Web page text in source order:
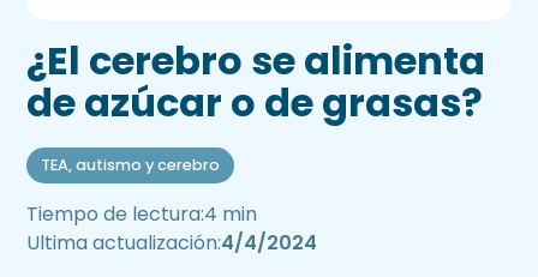
¿El cerebro se alimenta
de azúcar o de grasas?
TEA, autismo y cerebro
Tiempo de lectura:4 min
Ultima actualización:4/4/2024